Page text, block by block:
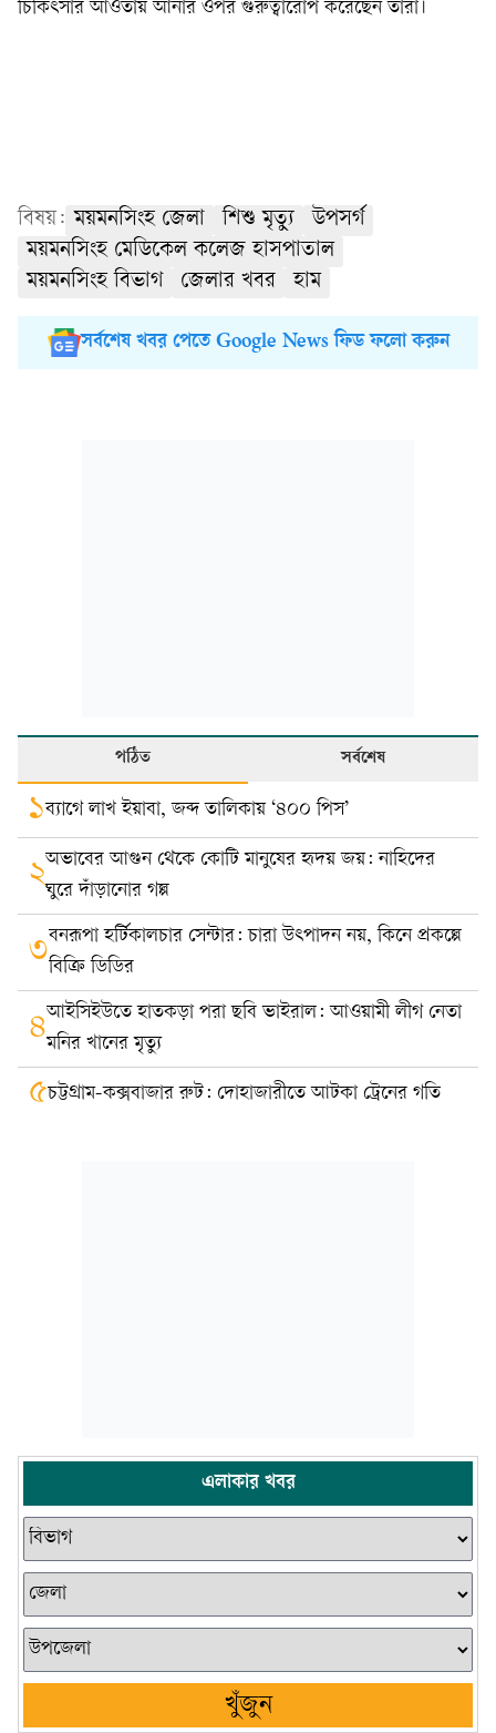
চিকিৎসার আওতায় আনার ওপর গুরুত্বারোপ করেছেন তাঁরা।
বিষয়: ময়মনসিংহ জেলা শিশু মৃত্যু
উপসর্গ
ময়মনসিংহ মেডিকেল কলেজ হাসপাতাল
ময়মনসিংহ বিভাগ
জেলার খবর হাম
সর্বশেষ খবর পেতে Google News ফিড ফলো করুন
পঠিত সর্বশেষ
১ব্যাগে লাখ ইয়াবা, জব্দ তালিকায় ‘৪০০ পিস’
২অভাবের আগুন থেকে কোটি মানুষের হৃদয় জয়: নাহিদের
ঘুরে দাঁড়ানোর গল্প
৩বনরূপা হর্টিকালচার সেন্টার: চারা উৎপাদন নয়, কিনে প্রকল্পে
বিক্রি ডিডির
৪আইসিইউতে হাতকড়া পরা ছবি ভাইরাল: আওয়ামী লীগ নেতা
মনির খানের মৃত্যু
৫চট্টগ্রাম-কক্সবাজার রুট: দোহাজারীতে আটকা ট্রেনের গতি
এলাকার খবর
খুঁজুন